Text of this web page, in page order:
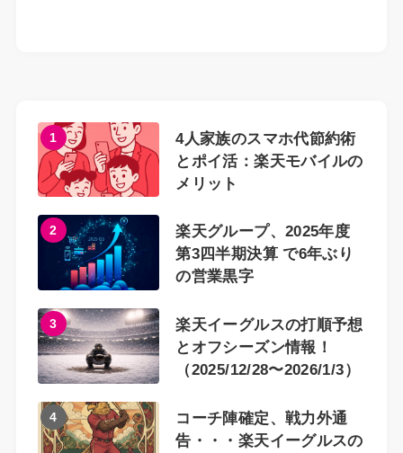
1
4人家族のスマホ代節約術
とポイ活：楽天モバイルの
メリット
2
楽天グループ、2025年度
第3四半期決算 で6年ぶり
の営業黒字
3
楽天イーグルスの打順予想
とオフシーズン情報！
（2025/12/28〜2026/1/3）
4
コーチ陣確定、戦力外通
告・・・楽天イーグルスの